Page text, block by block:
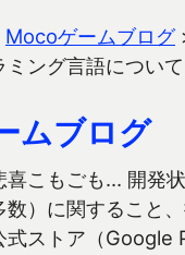
Mocoゲームブログ
ング言語について
ムブログ
喜こもごも… 開発
数）に関すること
式ストア（Google